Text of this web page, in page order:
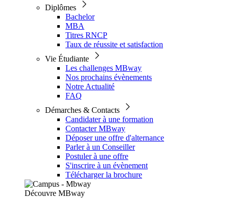
Diplômes
Bachelor
MBA
Titres RNCP
Taux de réussite et satisfaction
Vie Étudiante
Les challenges MBway
Nos prochains évènements
Notre Actualité
FAQ
Démarches & Contacts
Candidater à une formation
Contacter MBway
Déposer une offre d'alternance
Parler à un Conseiller
Postuler à une offre
S'inscrire à un évènement
Télécharger la brochure
Découvre MBway